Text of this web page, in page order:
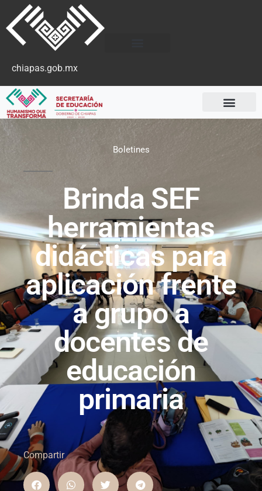
chiapas.gob.mx
Boletines
Brinda SEF
herramientas
didácticas para
aplicación frente
a grupo a
docentes de
educación
primaria
Compartir